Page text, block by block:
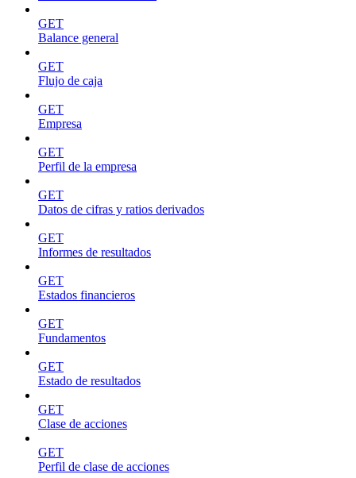
GET
Balance general
GET
Flujo de caja
GET
Empresa
GET
Perfil de la empresa
GET
Datos de cifras y ratios derivados
GET
Informes de resultados
GET
Estados financieros
GET
Fundamentos
GET
Estado de resultados
GET
Clase de acciones
GET
Perfil de clase de acciones